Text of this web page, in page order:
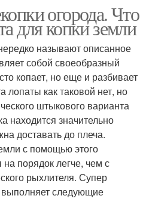
огорода. Что
для копки земли
называют описанное
собой своеобразный
копает, но еще и разбивает
лопаты как таковой нет, но
штыкового варианта
находится значительно
доставать до плеча.
с помощью этого
порядок легче, чем с
рыхлителя. Супер
выполняет следующие